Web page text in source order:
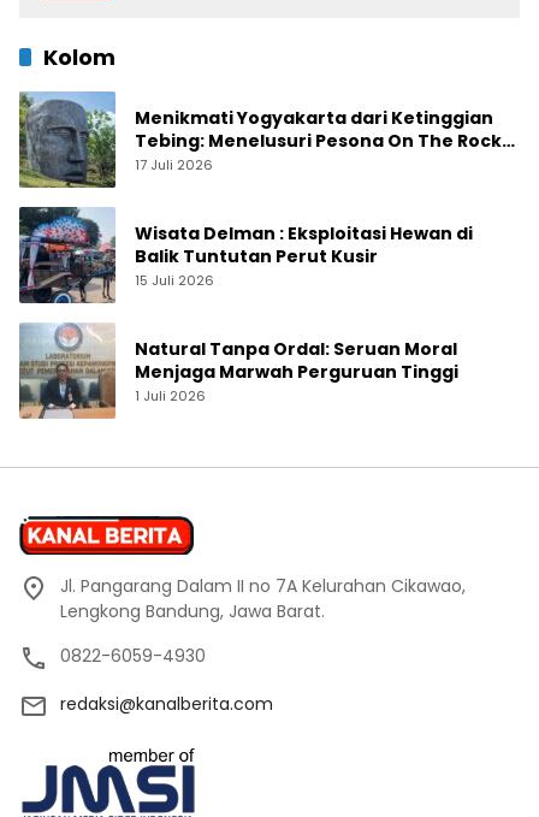
Kolom
Menikmati Yogyakarta dari Ketinggian
Tebing: Menelusuri Pesona On The Rock
Jogja yang Sedang Naik Daun
17 Juli 2026
Wisata Delman : Eksploitasi Hewan di
Balik Tuntutan Perut Kusir
15 Juli 2026
Natural Tanpa Ordal: Seruan Moral
Menjaga Marwah Perguruan Tinggi
1 Juli 2026
Jl. Pangarang Dalam II no 7A Kelurahan Cikawao,
Lengkong Bandung, Jawa Barat.
0822-6059-4930
redaksi@kanalberita.com